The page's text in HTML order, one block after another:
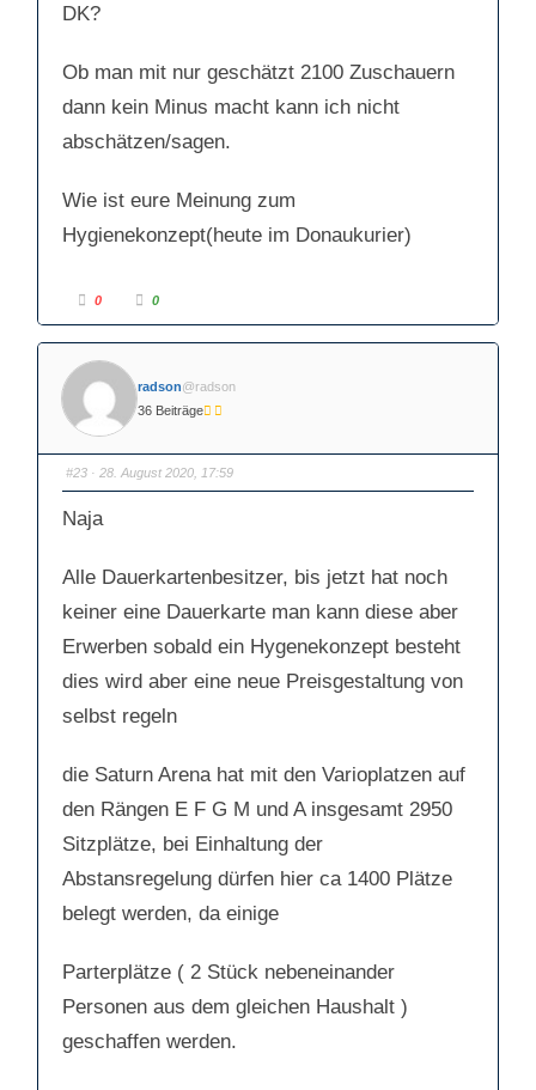
DK?
Ob man mit nur geschätzt 2100 Zuschauern
dann kein Minus macht kann ich nicht
abschätzen/sagen.
Wie ist eure Meinung zum
Hygienekonzept(heute im Donaukurier)
k
c
e
f
D
a
u
m
e
n
n
h
u
n
.
0
k
e
n
f
D
a
u
m
h
o
e
.
0
radson@radson
36 Beiträge
#23 · 28. August 2020, 17:59
Naja
Alle Dauerkartenbesitzer, bis jetzt hat noch
keiner eine Dauerkarte man kann diese aber
Erwerben sobald ein Hygenekonzept besteht
dies wird aber eine neue Preisgestaltung von
selbst regeln
die Saturn Arena hat mit den Varioplatzen auf
den Rängen E F G M und A insgesamt 2950
Sitzplätze, bei Einhaltung der
Abstansregelung dürfen hier ca 1400 Plätze
belegt werden, da einige
Parterplätze ( 2 Stück nebeneinander
Personen aus dem gleichen Haushalt )
geschaffen werden.